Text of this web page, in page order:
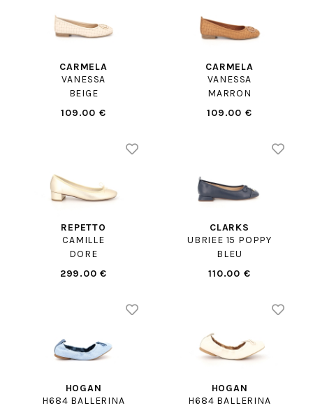
CARMELA
VANESSA
BEIGE
109.00 €
CARMELA
VANESSA
MARRON
109.00 €
REPETTO
CAMILLE
DORE
299.00 €
CLARKS
UBRIEE 15 POPPY
BLEU
110.00 €
HOGAN
H684 BALLERINA
HOGAN
H684 BALLERINA